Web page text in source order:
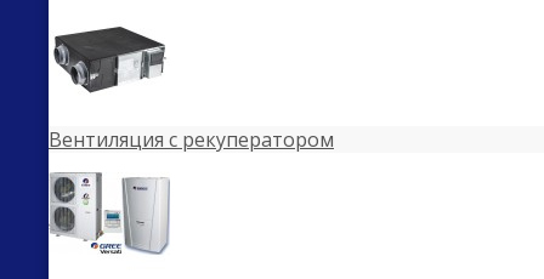
Вентиляция с рекуператором